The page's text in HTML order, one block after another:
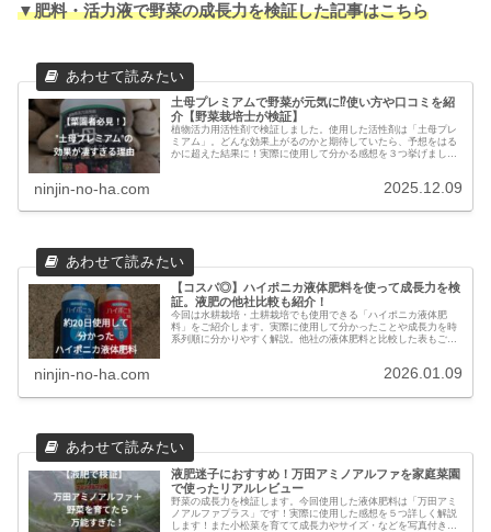
▼肥料・活力液で野菜の成長力を検証した記事はこちら
土母プレミアムで野菜が元気に⁉使い方や口コミを紹
介【野菜栽培士が検証】
植物活力用活性剤で検証しました。使用した活性剤は「土母プレ
ミアム」。どんな効果上がるのかと期待していたら、予想をはる
かに超えた結果に！実際に使用して分かる感想を３つ挙げまし
ninjin-no-ha.com 2025.12.09
【コスパ◎】ハイポニカ液体肥料を使って成長力を検
証。液肥の他社比較も紹介！
今回は水耕栽培・土耕栽培でも使用できる「ハイポニカ液体肥
料」をご紹介します。実際に使用して分かったことや成長力を時
系列順に分かりやすく解説。他社の液体肥料と比較した表もご紹
ninjin-no-ha.com 2026.01.09
液肥迷子におすすめ！万田アミノアルファを家庭菜園
で使ったリアルレビュー
野菜の成長力を検証します。今回使用した液体肥料は「万田アミ
ノアルファプラス」です！実際に使用した感想を５つ詳しく解説
します！また小松菜を育てて成長力やサイズ・などを写真付きで